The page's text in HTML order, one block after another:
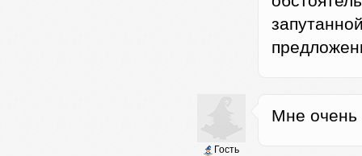
Гость
Мне очень